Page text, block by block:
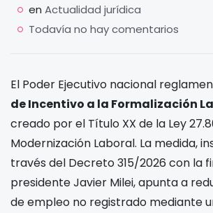
en Actualidad jurídica
Todavía no hay comentarios
El Poder Ejecutivo nacional
de Incentivo a la Formalización
creado por el Título XX de la Ley
Modernización Laboral. La medida,
través del Decreto 315/2026 con la
presidente Javier Milei, apunta a
de empleo no registrado mediante